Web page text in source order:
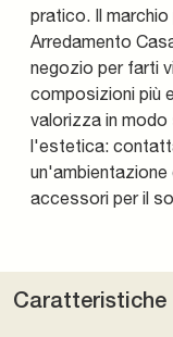
pratico. Il
Arredamento
negozio per farti
composizioni più
valorizza in
l'estetica:
accessori per il
Caratteristiche